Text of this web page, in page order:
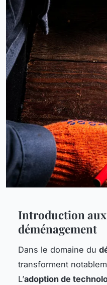
Introduction aux
déménagement
Dans le domaine du
transforment
L’adoption de